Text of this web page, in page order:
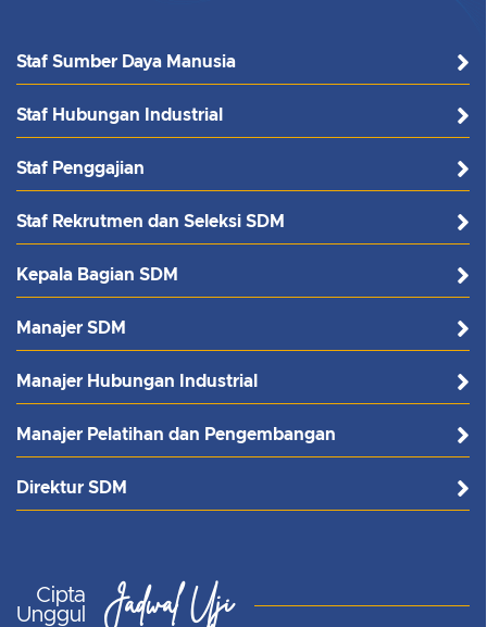
Staf Sumber Daya Manusia
Staf Hubungan Industrial
Staf Penggajian
Staf Rekrutmen dan Seleksi SDM
Kepala Bagian SDM
Manajer SDM
Manajer Hubungan Industrial
Manajer Pelatihan dan Pengembangan
Direktur SDM
Cipta
Unggul
Jadwal Uji